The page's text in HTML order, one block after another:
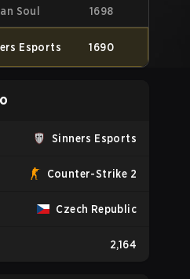
Soul 1698
Esports 1690
Sinners Esports
Counter-Strike 2
Czech Republic
2,164